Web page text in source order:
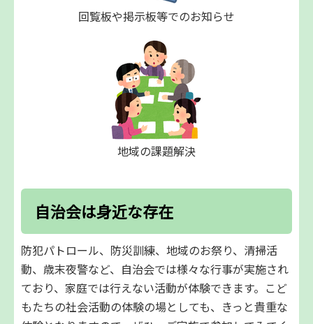
回覧板や掲示板等でのお知らせ
地域の課題解決
自治会は身近な存在
防犯パトロール、防災訓練、地域のお祭り、清掃活
動、歳末夜警など、自治会では様々な行事が実施され
ており、家庭では行えない活動が体験できます。こど
もたちの社会活動の体験の場としても、きっと貴重な